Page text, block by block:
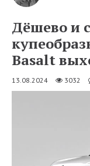
Дёшево и
Basalt
13.08.2024 3032